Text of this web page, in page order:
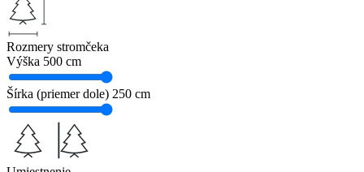
Rozmery stromčeka
Výška 500 cm
Šírka (priemer dole) 250 cm